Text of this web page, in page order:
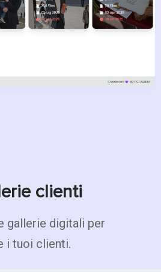
clienti
gallerie digitali per
i tuoi clienti.